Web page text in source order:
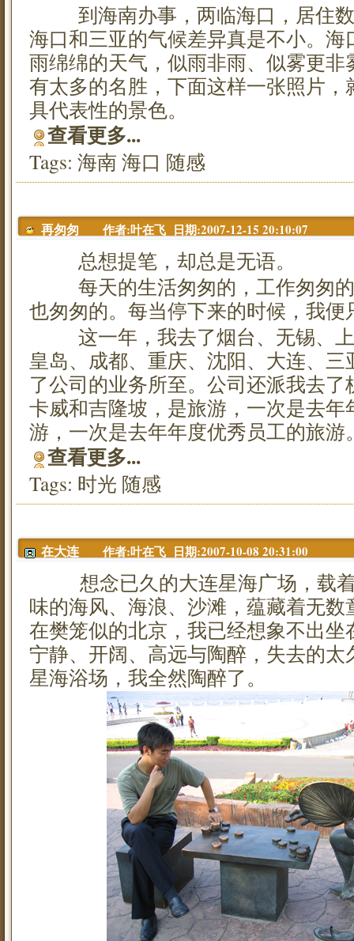
到海南办事，两临海口，居住数
海口和三亚的气候差异真是不小。
雨绵绵的天气，似雨非雨、似雾更
有太多的名胜，下面这样一张照片
具代表性的景色。
查看更多...
Tags: 海南 海口 随感
再匆匆 作者:叶在飞 日期:2007-12-15 20:10:07
总想提笔，却总是无语。
每天的生活匆匆的，工作匆匆的
也匆匆的。每当停下来的时候，我便
这一年，我去了烟台、无锡、上
皇岛、成都、重庆、沈阳、大连、
了公司的业务所至。公司还派我去
卡威和吉隆坡，是旅游，一次是去年
游，一次是去年年度优秀员工的旅游
查看更多...
Tags: 时光 随感
在大连 作者:叶在飞 日期:2007-10-08 20:31:00
想念已久的大连星海广场，载着
味的海风、海浪、沙滩，蕴藏着无
在樊笼似的北京，我已经想象不出
宁静、开阔、高远与陶醉，失去的
星海浴场，我全然陶醉了。